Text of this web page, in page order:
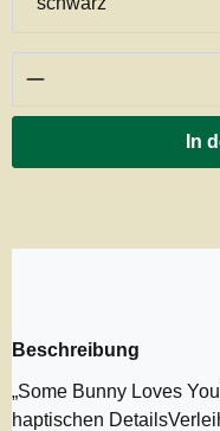
Produkt Anzahl:
In
Beschreibung
„Some Bunny Loves
haptischen